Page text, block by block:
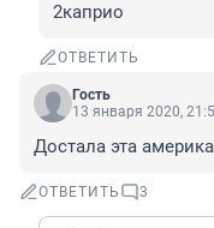
2каприо
ОТВЕТИТЬ
Гость
13 января 2020,
Достала эта
ОТВЕТИТЬ 3